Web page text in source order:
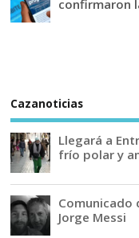
confirmaron
Cazanoticias
Llegará a
frío polar y
Comunicado
Jorge Messi